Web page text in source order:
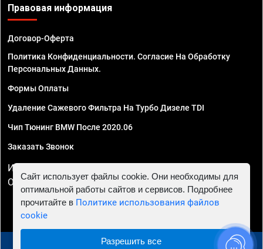
Правовая информация
Договор-Оферта
Политика Конфиденциальности. Согласие На Обработку
Персональных Данных.
Формы Оплаты
Удаление Сажевого Фильтра На Турбо Дизеле TDI
Чип Тюнинг BMW После 2020.06
Заказать Звонок
ИП Смирнов Георгий Павлович. ИНН 781302555843,
ОГРНИП 324470400032610
© 2010 - 2026 Чип тюнинг в Мурманске - Автосервис
Сайт использует файлы cookie. Они необходимы для
оптимальной работы сайтов и сервисов. Подробнее
прочитайте в Политике использования файлов
cookie
Разрешить все